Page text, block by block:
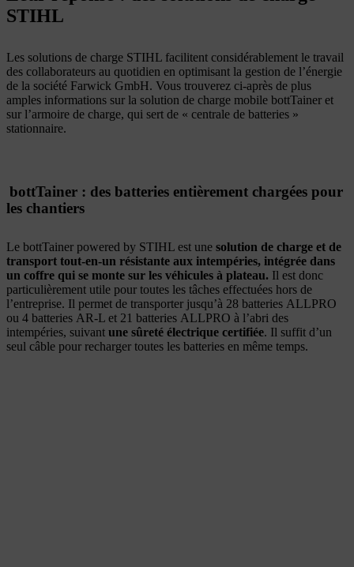
STIHL
Les solutions de charge STIHL facilitent considérablement le travail
des collaborateurs au quotidien en optimisant la gestion de l’énergie
de la société Farwick GmbH. Vous trouverez ci-après de plus
amples informations sur la solution de charge mobile bottTainer et
sur l’armoire de charge, qui sert de « centrale de batteries »
stationnaire.
bottTainer : des batteries entièrement chargées pour
les chantiers
Le bottTainer powered by STIHL est une solution de charge et de
transport tout-en-un résistante aux intempéries, intégrée dans
un coffre qui se monte sur les véhicules à plateau. Il est donc
particulièrement utile pour toutes les tâches effectuées hors de
l’entreprise. Il permet de transporter jusqu’à 28 batteries ALLPRO
ou 4 batteries AR-L et 21 batteries ALLPRO à l’abri des
intempéries, suivant une sûreté électrique certifiée. Il suffit d’un
seul câble pour recharger toutes les batteries en même temps.